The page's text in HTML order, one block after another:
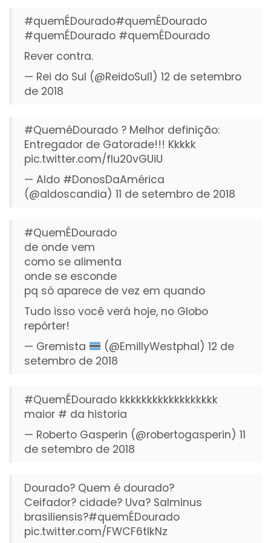
#quemÉDourado#quemÉDourado
#quemÉDourado #quemÉDourado
Rever contra.
— Rei do Sul (@ReidoSul1) 12 de setembro
de 2018
#QueméDourado ? Melhor definição:
Entregador de Gatorade!!! Kkkkk
pic.twitter.com/flu20vGUiU
— Aldo #DonosDaAmérica
(@aldoscandia) 11 de setembro de 2018
#QuemÉDourado
de onde vem
como se alimenta
onde se esconde
pq só aparece de vez em quando
Tudo isso você verá hoje, no Globo
repórter!
— Gremista
(@EmillyWestphal) 12 de
setembro de 2018
#QuemÉDourado kkkkkkkkkkkkkkkkkk
maior # da historia
— Roberto Gasperin (@robertogasperin) 11
de setembro de 2018
Dourado? Quem é dourado?
Ceifador? cidade? Uva? Salminus
brasiliensis?#quemÉDourado
pic.twitter.com/FWCF6tlkNz